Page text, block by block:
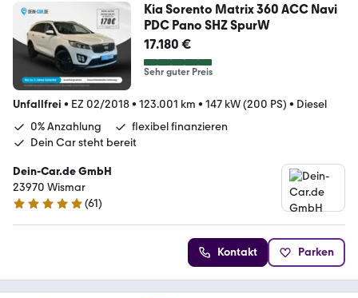
Kia Sorento Matrix 360 ACC Navi
PDC Pano SHZ SpurW
17.180 €
Sehr guter Preis
Unfallfrei • EZ 02/2018• 123.001 km • 147 kW (200 PS) • Diesel
0% Anzahlung
flexibel finanzieren
Dein Car steht bereit
Dein-Car.de GmbH
23970 Wismar
5 Sterne
(61)
Kontakt Parken